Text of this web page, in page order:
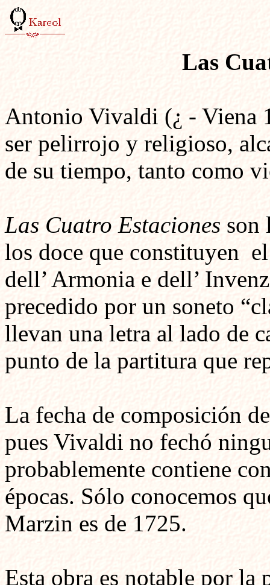
Las
Antonio Vivaldi (¿ - Viena
ser pelirrojo y religioso,
de su tiempo, tanto como
Las Cuatro Estaciones son
los doce que constituyen
dell’ Armonia e dell’
precedido por un soneto
llevan una letra al lado de
punto de la partitura que
La fecha de composición
pues Vivaldi no fechó
probablemente contiene
épocas. Sólo conocemos
Marzin es de 1725.
Esta obra es notable por la